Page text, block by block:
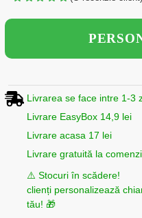
Livrarea se face intre 1-3
Livrare EasyBox 14,9 lei
Livrare acasa 17 lei
Livrare gratuită la
⚠️ Stocuri în scădere!
clienți personalizează
tău! 🎁